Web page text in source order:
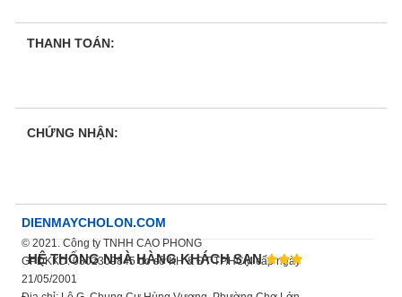
HỆ THỐNG NHÀ HÀNG KHÁCH SẠN
THANH TOÁN:
CHỨNG NHẬN:
DIENMAYCHOLON.COM
© 2021. Công ty TNHH CAO PHONG
GPDKKD: 0302309845 do sở KH & ĐT TP.HCM cấp ngày
21/05/2001